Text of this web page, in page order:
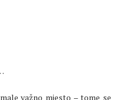
važno mjesto – tome se